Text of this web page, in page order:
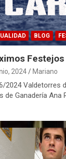
BLOG
Festejos
2024 Mariano
2024 Valdetorres
de Ganadería Ana